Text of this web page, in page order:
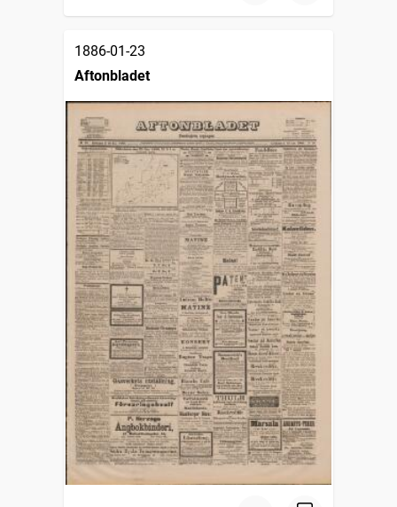
1886-01-23
Aftonbladet